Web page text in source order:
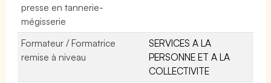
presse en tannerie-
mégisserie
Formateur / Formatrice
remise à niveau
SERVICES A LA
PERSONNE ET A LA
COLLECTIVITE